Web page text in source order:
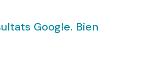
Google. Bien